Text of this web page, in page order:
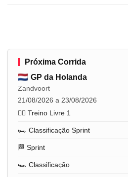
Próxima Corrida
GP da Holanda
Zandvoort
21/08/2026 a 23/08/2026
🏋️‍♂️ Treino Livre 1
🏎️ Classificação Sprint
🏁 Sprint
🏎️ Classificação